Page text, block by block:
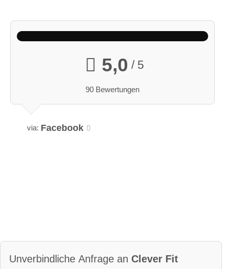
5,0 / 5
90 Bewertungen
via: Facebook
Unverbindliche Anfrage an Clever Fit